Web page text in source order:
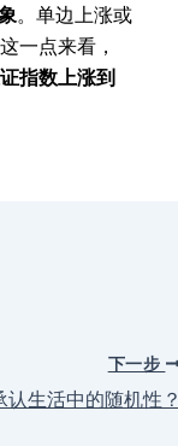
。单边上涨或
一点来看，
指数上涨到
下一步
生活中的随机性？